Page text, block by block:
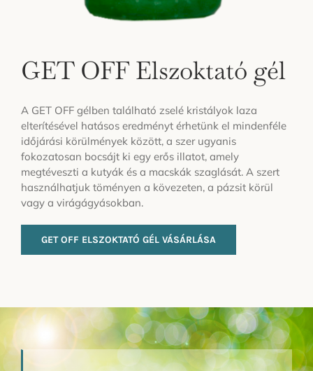
GET OFF Elszoktató gél
A GET OFF gélben található zselé kristályok laza
elterítésével hatásos eredményt érhetünk el mindenféle
időjárási körülmények között, a szer ugyanis
fokozatosan bocsájt ki egy erős illatot, amely
megtéveszti a kutyák és a macskák szaglását. A szert
használhatjuk töményen a kövezeten, a pázsit körül
vagy a virágágyásokban.
GET OFF ELSZOKTATÓ GÉL VÁSÁRLÁSA